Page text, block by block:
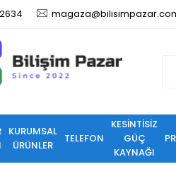
KURUMSAL
ÜRÜNLER
TELEFON
KESİNTİSİZ
GÜÇ
KAYNAĞI